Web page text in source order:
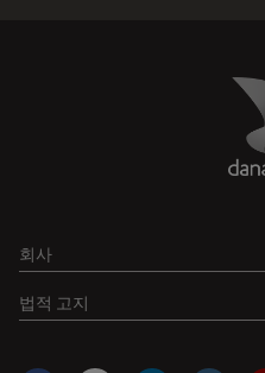
회사
법적 고지